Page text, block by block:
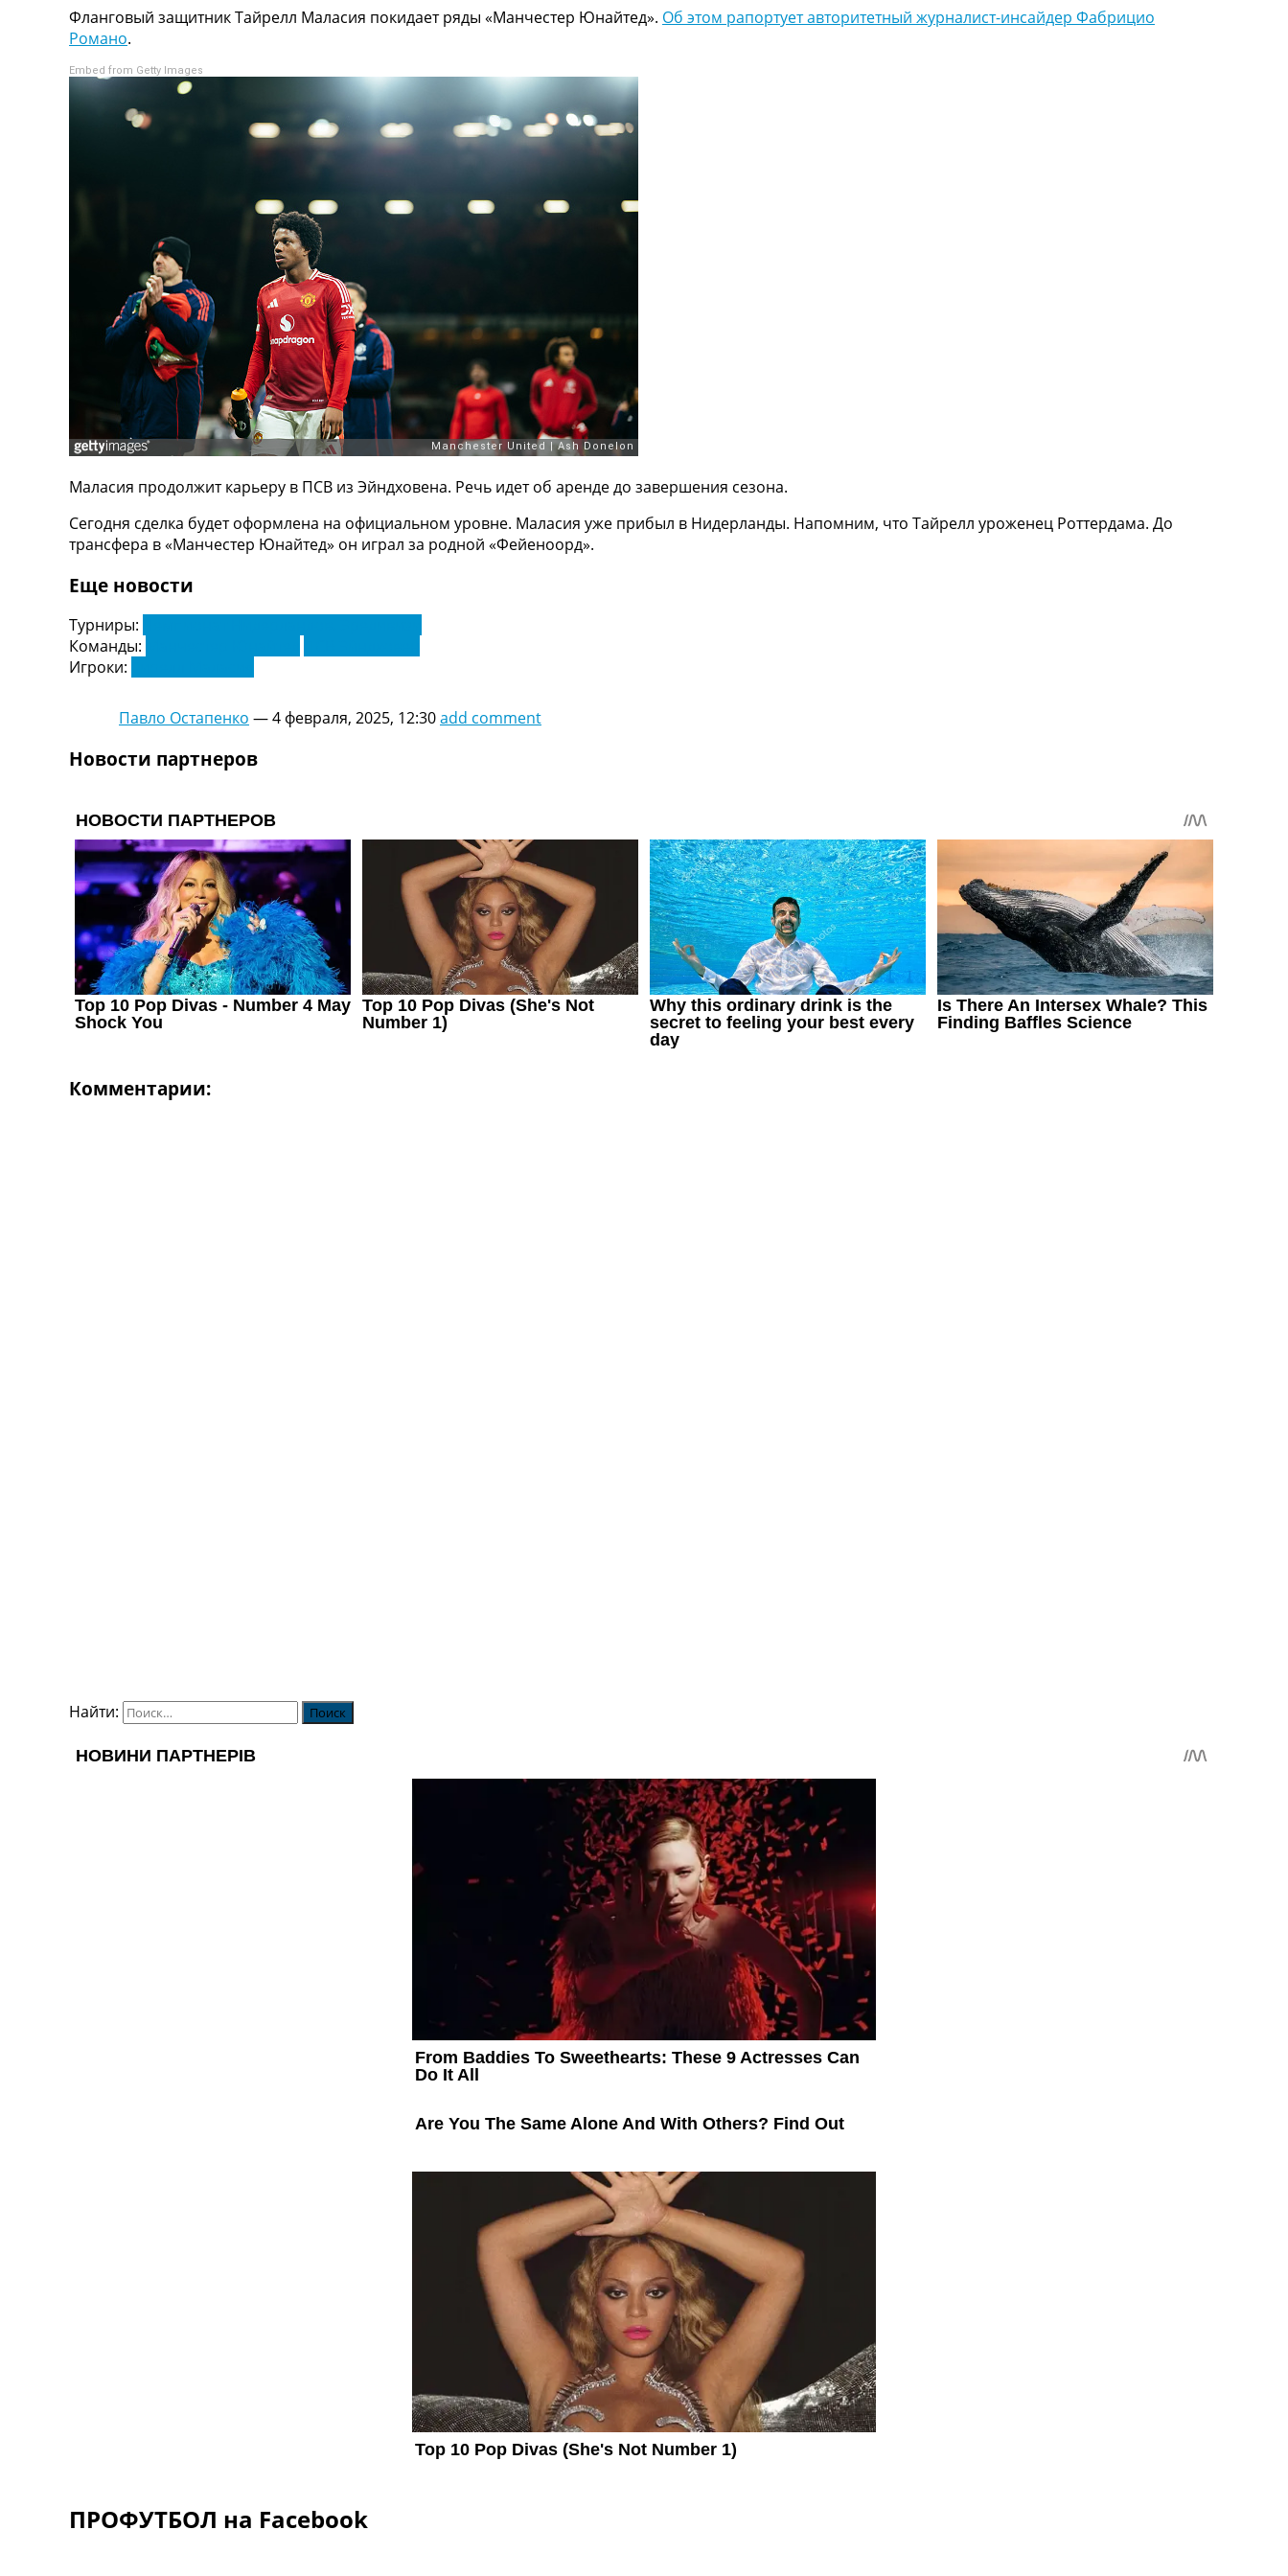
Турниры
Украина. Премьер-Лига
Украина. Первая Лига
Англия. Премьер Лига
Испания. Ла Лига
Таблицы групп Чемпионата Мира
Украина. Премьер-Лига
Украина. Первая Лига
Лига Чемпионов. Таблицы групп
Англия. Премьер-Лига
Испания. Ла Лига
Все таблицы >>>
Рейтинги
Рейтинг стран УЕФА
Рейтинг клубов УЕФА
Рейтинг ФИФА
ТВ программа
UA
Categories
Главная
Конкурс прогнозов
Логин
Правила
Турниры
Чемпионат Мира
Украина. Премьер-Лига
Украина. Первая Лига
Лига Чемпионов
Англия. Премьер Лига
Испания. Ла Лига
Другие Турниры >>>
Таблицы
Таблицы групп Чемпионата Мира
Украина. Премьер-Лига
Англия. Премьер-Лига
Испания. Ла Лига
Фланговый защитник Тайрелл Маласия покидает ряды «Манчестер Юнайтед». Об этом рапортует авторитетный журналист-инсайдер Фабрицио
Романо.
Embed from Getty Images
Маласия продолжит карьеру в ПСВ из Эйндховена. Речь идет об аренде до завершения сезона.
Сегодня сделка будет оформлена на официальном уровне. Маласия уже прибыл в Нидерланды. Напомним, что Тайрелл уроженец Роттердама. До
трансфера в «Манчестер Юнайтед» он играл за родной «Фейеноорд».
Еще новости
Турниры:
Команды:
Игроки:
Павло Остапенко —4 февраля, 2025, 12:30add comment
Новости партнеров
Комментарии:
Найти:
ПРОФУТБОЛ на Facebook